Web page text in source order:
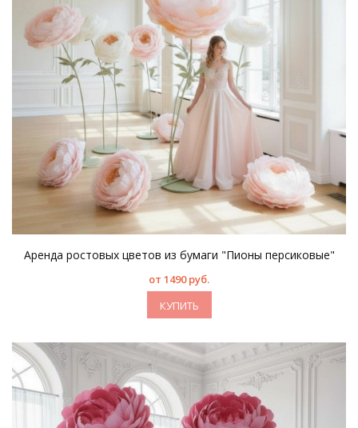
Аренда ростовых цветов из бумаги "Пионы персиковые"
от 1490 руб.
КУПИТЬ